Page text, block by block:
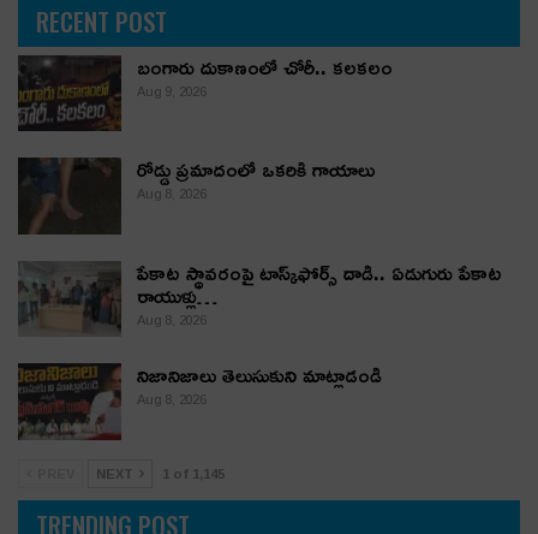
RECENT POST
బంగారు దుకాణంలో చోరీ.. కలకలం
Aug 9, 2026
రోడ్డు ప్రమాదంలో ఒకరికి గాయాలు
Aug 8, 2026
పేకాట స్థావరంపై టాస్క్‌ఫోర్స్ దాడి.. ఏడుగురు పేకాట
రాయుళ్లు…
Aug 8, 2026
నిజానిజాలు తెలుసుకుని మాట్లాడండి
Aug 8, 2026
NEXT 1 of 1,145
TRENDING POST